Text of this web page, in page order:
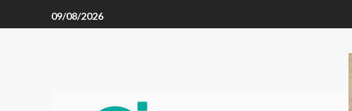
09/08/2026